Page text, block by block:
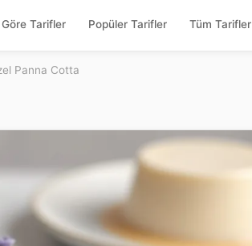
Tarifler Popüler Tarifler Tüm Tarifler
Panna Cotta